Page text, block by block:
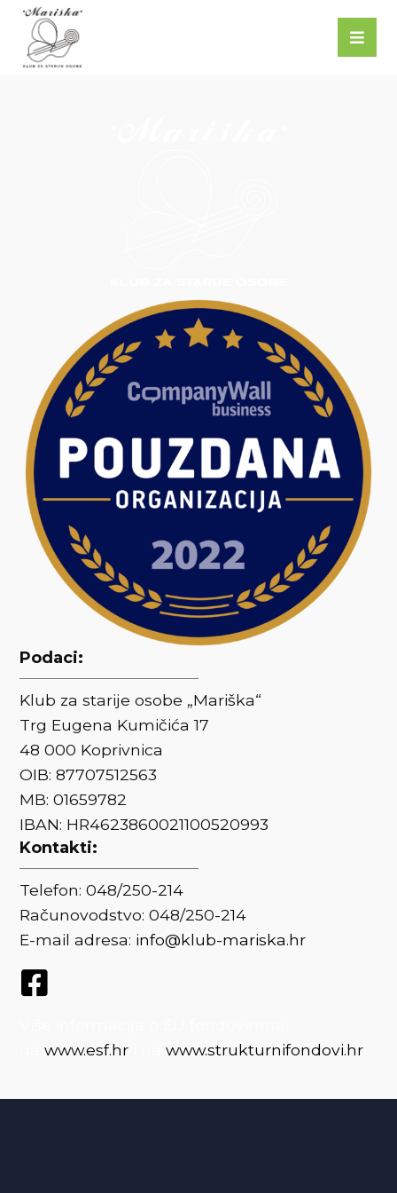
Podaci:
Klub za starije osobe „Mariška“
Trg Eugena Kumičića 17
48 000 Koprivnica
OIB: 87707512563
MB: 01659782
IBAN: HR4623860021100520993
Kontakti:
Telefon: 048/250-214
Računovodstvo: 048/250-214
E-mail adresa: info@klub-mariska.hr
nawww.esf.hr i nawww.strukturnifondovi.hr